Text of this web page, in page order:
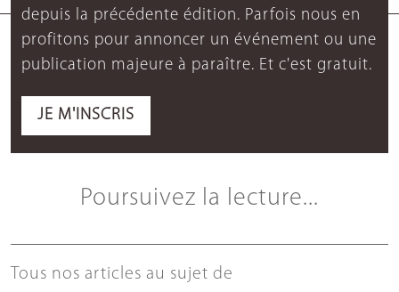
depuis la précédente édition. Parfois nous en
profitons pour annoncer un événement ou une
publication majeure à paraître. Et c'est gratuit.
JE M'INSCRIS
Poursuivez la lecture...
Tous nos articles au sujet de